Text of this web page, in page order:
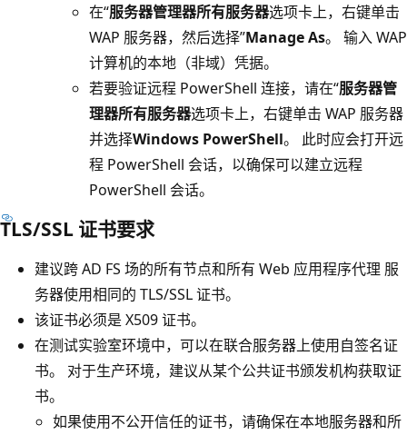
在“服务器管理器所有服务器选项卡上，右键单击
WAP 服务器，然后选择”Manage As。 输入 WAP
计算机的本地（非域）凭据。
若要验证远程 PowerShell 连接，请在“服务器管
理器所有服务器选项卡上，右键单击 WAP 服务器
并选择Windows PowerShell。 此时应会打开远
程 PowerShell 会话，以确保可以建立远程
PowerShell 会话。
TLS/SSL 证书要求
建议跨 AD FS 场的所有节点和所有 Web 应用程序代理 服
务器使用相同的 TLS/SSL 证书。
该证书必须是 X509 证书。
在测试实验室环境中，可以在联合服务器上使用自签名证
书。 对于生产环境，建议从某个公共证书颁发机构获取证
书。
如果使用不公开信任的证书，请确保在本地服务器和所